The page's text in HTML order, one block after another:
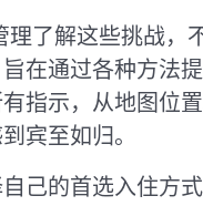
了解这些挑战，
在通过各种方法
指示，从地图位
宾至如归。
己的首选入住方